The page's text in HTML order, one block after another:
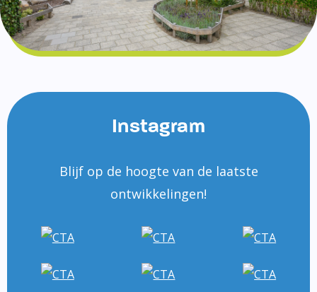
Instagram
Blijf op de hoogte van de laatste
ontwikkelingen!